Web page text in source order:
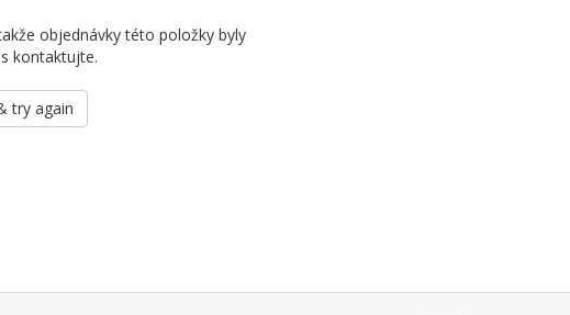
objednávky této položky byly
kontaktujte.
try again